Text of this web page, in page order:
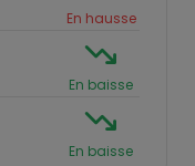
En hausse
En baisse
En baisse